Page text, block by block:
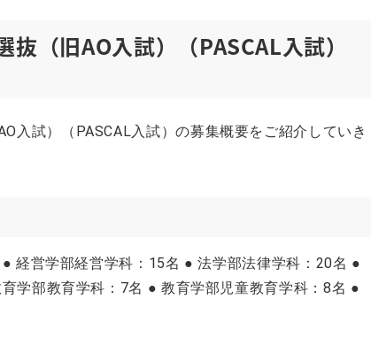
抜（旧AO入試）（PASCAL入試）
入試）（PASCAL入試）の募集概要をご紹介していき
経営学部経営学科：15名 ● 法学部法律学科：20名 ●
学部教育学科：7名 ● 教育学部児童教育学科：8名 ●